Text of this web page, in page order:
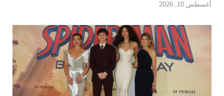
أغسطس 10, 2026